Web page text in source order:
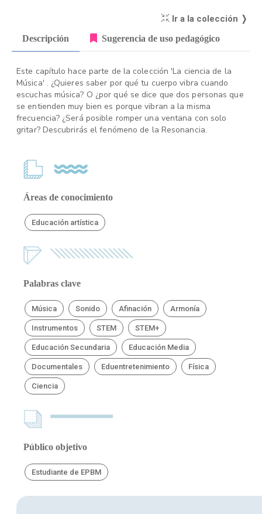
Ir a la colección ❭
Descripción Sugerencia de uso pedagógico
Este capítulo hace parte de la colección 'La ciencia de la
Música' . ¿Quieres saber por qué tu cuerpo vibra cuando
escuchas música? O ¿por qué se dice que dos personas que
se entienden muy bien es porque vibran a la misma
frecuencia? ¿Será posible romper una ventana con solo
gritar? Descubrirás el fenómeno de la Resonancia.
Áreas de conocimiento
Educación artística
Palabras clave
Música Sonido Afinación Armonía
Instrumentos STEM STEM+
Educación Secundaria Educación Media
Documentales Eduentretenimiento Física
Ciencia
Público objetivo
Estudiante de EPBM